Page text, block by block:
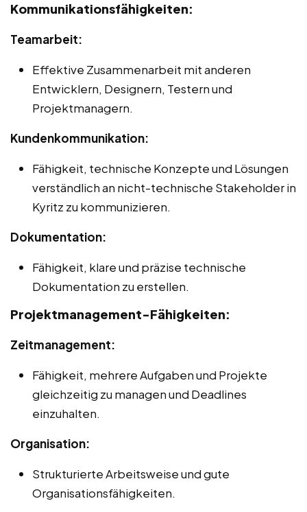
Kommunikationsfähigkeiten:
Teamarbeit:
Effektive Zusammenarbeit mit anderen
Entwicklern, Designern, Testern und
Projektmanagern.
Kundenkommunikation:
Fähigkeit, technische Konzepte und Lösungen
verständlich an nicht-technische Stakeholder in
Kyritz zu kommunizieren.
Dokumentation:
Fähigkeit, klare und präzise technische
Dokumentation zu erstellen.
Projektmanagement-Fähigkeiten:
Zeitmanagement:
Fähigkeit, mehrere Aufgaben und Projekte
gleichzeitig zu managen und Deadlines
einzuhalten.
Organisation:
Strukturierte Arbeitsweise und gute
Organisationsfähigkeiten.